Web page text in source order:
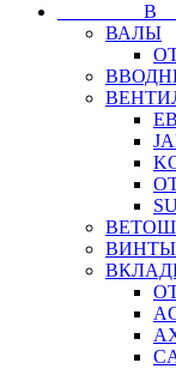
ВАЛЫ
ВИНТЫ